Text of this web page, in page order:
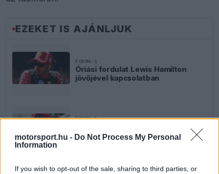
motorsport.hu - Do Not Process My Personal
Information
If you wish to opt-out of the sale, sharing to third parties, or
EZEKET IS AJÁNLJUK
FORMA-1
Óriási fordulat Lewis Hamilton
jövőjével kapcsolatban
FORMA-1
kitálalt Hamilton F1-es